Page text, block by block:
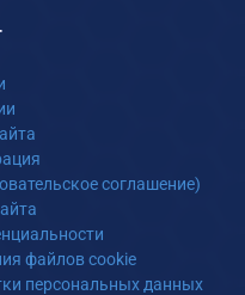
соглашение)
файлов cookie
персональных данных